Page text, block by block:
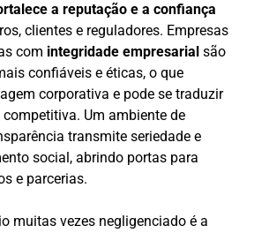
a reputação e a confiança
clientes e reguladores. Empresas
com integridade empresarial são
confiáveis e éticas, o que
corporativa e pode se traduzir
Um ambiente de
transmite seriedade e
social, abrindo portas para
e parcerias.
muitas vezes negligenciado é a